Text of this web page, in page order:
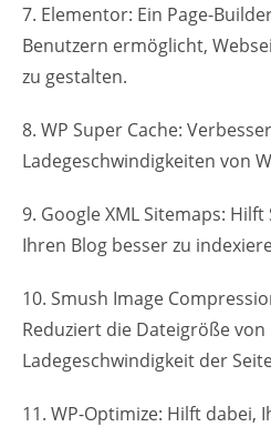
7. Elementor: Ein Page-
Benutzern ermöglicht,
zu gestalten.
8. WP Super Cache:
Ladegeschwindigkeiten von
9. Google XML Sitemaps:
Ihren Blog besser zu
10. Smush Image
Reduziert die Dateigröße
Ladegeschwindigkeit der
11. WP-Optimize: Hilft dabei,